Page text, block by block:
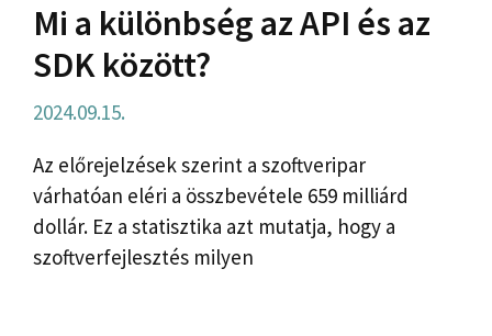
Mi a különbség az API és az
SDK között?
2024.09.15.
Az előrejelzések szerint a szoftveripar
várhatóan eléri a összbevétele 659 milliárd
dollár. Ez a statisztika azt mutatja, hogy a
szoftverfejlesztés milyen